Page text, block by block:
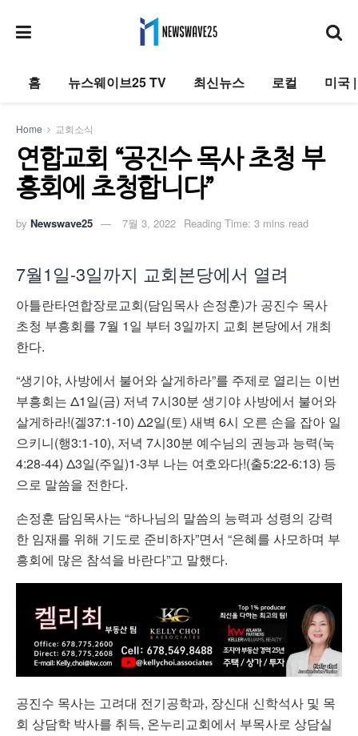
홈 뉴스웨이브25 TV 최신뉴스 로컬 미국
Home 교회소식
연합교회 “공진수 목사 초청 부
흥회에 초청합니다”
by Newswave25 7월 3, 2022 Reading Time: 3 mins read
7월1일-3일까지 교회본당에서 열려
아틀란타연합장로교회(담임목사 손정훈)가 공진수 목사
초청 부흥회를 7월 1일 부터 3일까지 교회 본당에서 개최
한다.
“생기야, 사방에서 불어와살게하라”를 주제로 열리는 이번
부흥회는 Δ1일(금) 저녁 7시30분 생기야사방에서 불어와
살게하라!(겔37:1-10) Δ2일(토) 새벽 6시 오른 손을 잡아 일
으키니(행3:1-10), 저녁 7시30분 예수님의 권능과 능력(눅
4:28-44) Δ3일(주일)1-3부 나는 여호와다!(출5:22-6:13) 등
으로 말씀을 전한다.
손정훈 담임목사는 “하나님의 말씀의 능력과 성령의 강력
한 임재를 위해 기도로 준비하자”면서 “은혜를 사모하며 부
흥회에 많은 참석을 바란다”고 말했다.
공진수 목사는 고려대 전기공학과, 장신대 신학석사 및 목
회 상담학 박사를 취득, 온누리교회에서 부목사로 상담실